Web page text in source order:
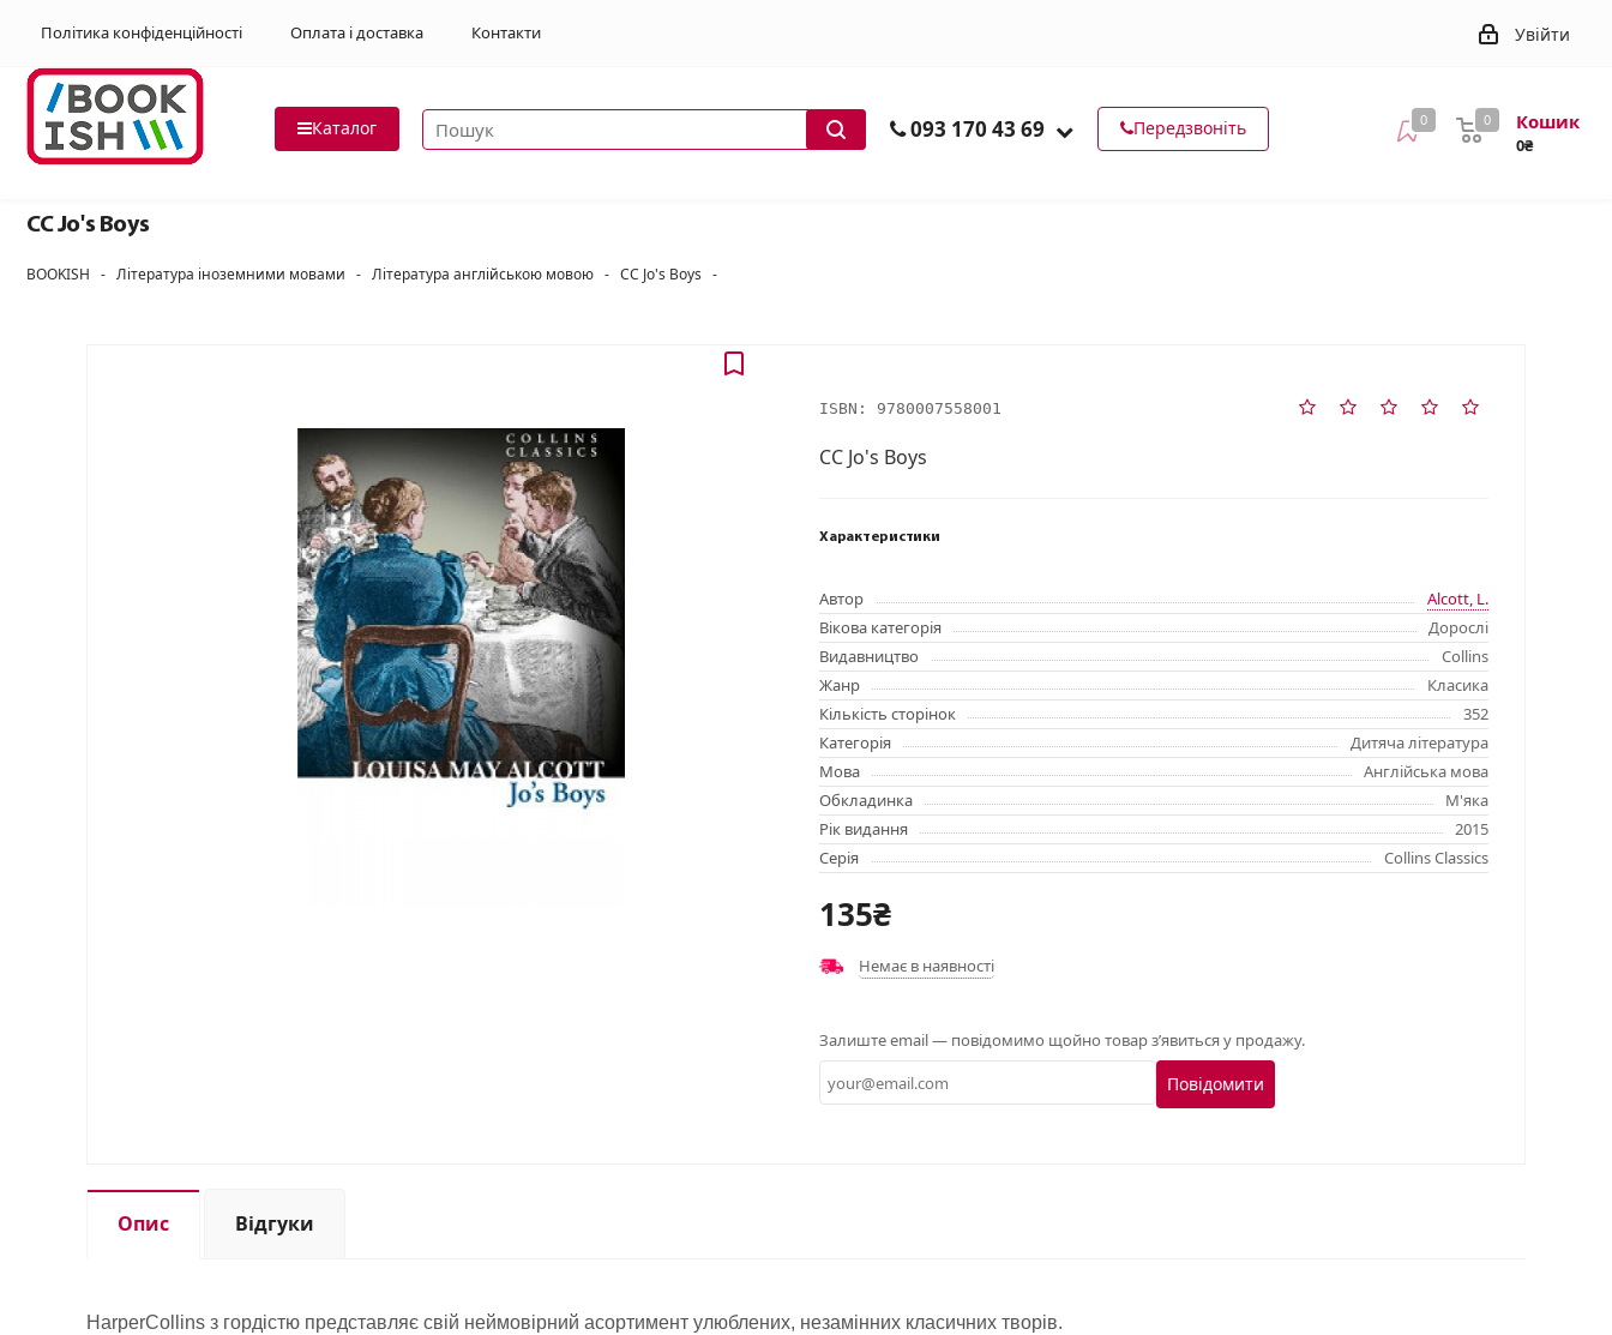
Політика конфіденційності Оплата і доставка Контакти Увійти
Каталог Пошук товарів 093 170 43 69 Передзвоніть 0 Кошик
0₴
0
CC Jo's Boys
BOOKISH - Література іноземними мовами - Література англійською мовою - CC Jo's Boys -
ISBN: 9780007558001
CC Jo's Boys
Характеристики
Автор
Alcott, L.
Вікова категорія
Дорослі
Видавництво
Collins
Жанр
Класика
Кількість сторінок
352
Категорія
Дитяча література
Мова
Англійська мова
Обкладинка
М'яка
Рік видання
2015
Серія
Collins Classics
135₴
Немає в наявності
Залиште email — повідомимо щойно товар з’явиться у продажу.
Повідомити
Опис Відгуки
HarperCollins з гордістю представляє свій неймовірний асортимент улюблених, незамінних класичних творів.